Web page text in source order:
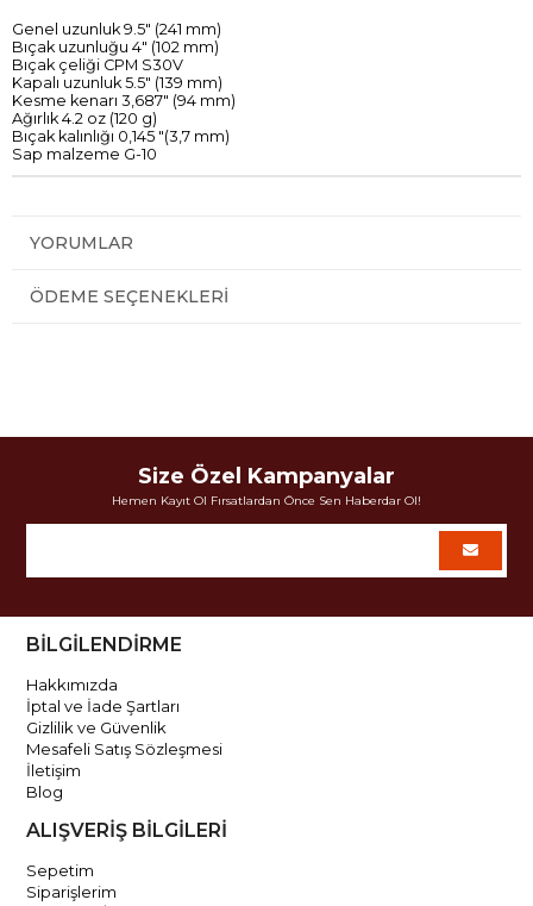
Genel uzunluk 9.5" (241 mm)
Bıçak uzunluğu 4" (102 mm)
Bıçak çeliği CPM S30V
Kapalı uzunluk 5.5" (139 mm)
Kesme kenarı 3,687" (94 mm)
Ağırlık 4.2 oz (120 g)
Bıçak kalınlığı 0,145 "(3,7 mm)
Sap malzeme G-10
YORUMLAR
ÖDEME SEÇENEKLERI
Size Özel Kampanyalar
Hemen Kayıt Ol Fırsatlardan Önce Sen Haberdar Ol!
BİLGİLENDİRME
Hakkımızda
İptal ve İade Şartları
Gizlilik ve Güvenlik
Mesafeli Satış Sözleşmesi
İletişim
Blog
ALIŞVERİŞ BİLGİLERİ
Sepetim
Siparişlerim